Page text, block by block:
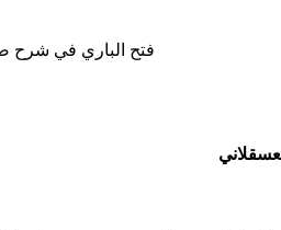
فتح الباري في شرح